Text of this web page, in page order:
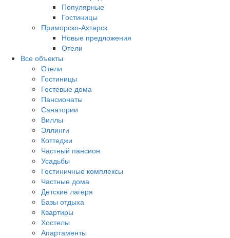
Популярные
Гостиницы
Приморско-Ахтарск
Новые предложения
Отели
Все объекты
Отели
Гостиницы
Гостевые дома
Пансионаты
Санатории
Виллы
Эллинги
Коттеджи
Частный пансион
Усадьбы
Гостиничные комплексы
Частные дома
Детские лагеря
Базы отдыха
Квартиры
Хостелы
Апартаменты